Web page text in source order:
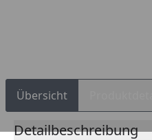
Übersicht
Detailbeschreibung